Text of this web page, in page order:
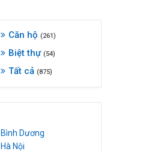
Căn hộ(261)
Biệt thự(54)
Tất cả(875)
Bình Dương
Hà Nội